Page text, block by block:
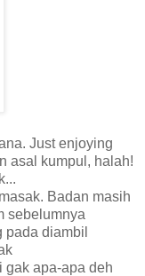
Just enjoying
asal kumpul, halah!
Badan masih
sebelumnya
pada diambil
gak apa-apa deh